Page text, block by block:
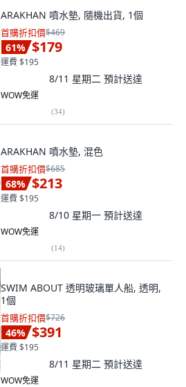
ARAKHAN 噴水墊, 隨機出貨, 1個
首購折扣價$469
61% $179
運費 $195
8/11 星期二 預計送達
WOW免運
(34)
ARAKHAN 噴水墊, 混色
首購折扣價$685
68% $213
運費 $195
8/10 星期一 預計送達
WOW免運
(14)
SWIM ABOUT 透明玻璃單人船, 透明,
1個
首購折扣價$726
46% $391
運費 $195
8/11 星期二 預計送達
WOW免運